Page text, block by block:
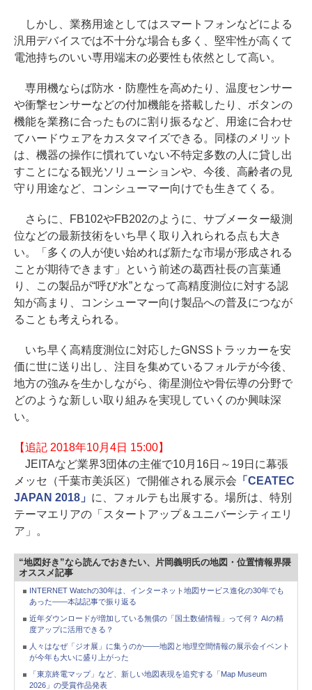
しかし、業務用途としてはスマートフォンなどによる
汎用デバイスでは不十分な場合も多く、堅牢性が高くて
電池持ちのいい専用端末の必要性も依然として高い。
専用機ならば防水・防塵性を高めたり、温度センサー
や衝撃センサーなどの付加機能を搭載したり、ボタンの
機能を業務に合ったものに割り振るなど、用途に合わせ
てハードウェアをカスタマイズできる。同様のメリット
は、機器の操作に慣れていない不特定多数の人に貸し出
すことになる観光ソリューションや、今後、高齢者の見
守り用途など、コンシューマー向けでも生きてくる。
さらに、FB102やFB202のように、サブメーター級測
位などの最新技術をいち早く取り入れられる点も大き
い。「多くの人が使い始めれば新たな市場が形成される
ことが期待できます」という前述の葛西社長の言葉通
り、この製品が“呼び水”となって高精度測位に対する認
知が高まり、コンシューマー向け製品への普及につなが
ることも考えられる。
いち早く高精度測位に対応したGNSSトラッカーを安
価に世に送り出し、注目を集めているフォルテが今後、
地方の強みを生かしながら、衛星測位や骨伝導の分野で
どのような新しい取り組みを実現していくのか興味深
い。
【追記 2018年10月4日 15:00】
JEITAなど業界3団体の主催で10月16日～19日に幕張
メッセ（千葉市美浜区）で開催される展示会 「CEATEC
JAPAN 2018」 に、フォルテも出展する。場所は、特別
テーマエリアの「スタートアップ＆ユニバーシティエリ
ア」。
“地図好き”なら読んでおきたい、片岡義明氏の地図・位置情報界隈
オススメ記事
INTERNET Watchの30年は、インターネット地図サービス進化の30年でも
あった――本誌記事で振り返る
近年ダウンロードが増加している無償の「国土数値情報」って何？ AIの精
度アップに活用できる？
人々はなぜ「ジオ展」に集うのか――地図と地理空間情報の展示会イベント
が今年も大いに盛り上がった
「東京終電マップ」など、新しい地図表現を追究する「Map Museum
2026」の受賞作品発表